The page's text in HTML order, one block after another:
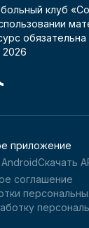
клуб
обязательна
2026
приложение
Скачать
соглашение